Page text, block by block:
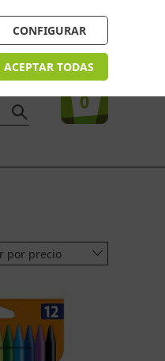
CONFIGURAR
ACEPTAR TODAS
ayuda? FAQ
Tu compra
0
por precio